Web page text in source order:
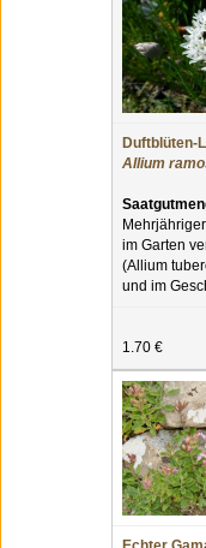
Duftblüten-
Allium
im Garten
(Allium
und im
1.70 €